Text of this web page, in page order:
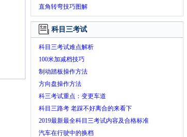
直角转弯技巧图解
科目三考试
科目三考试难点解析
100米加减档技巧
制动踏板操作方法
方向盘操作方法
科三考试重点：变更车道
科目三路考 老踩不好离合的来看下
2019最新最全科目三考试内容及合格标准
汽车在行驶中的换档